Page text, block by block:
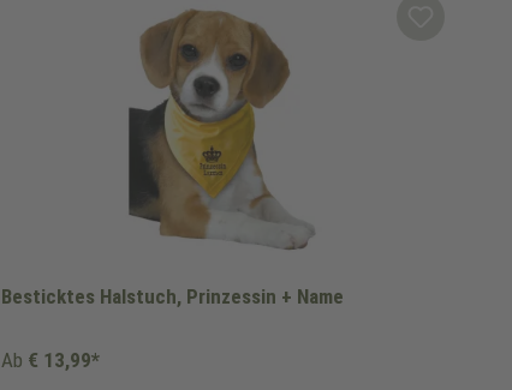
Besticktes Halstuch, Prinzessin + Name
Ab € 13,99*